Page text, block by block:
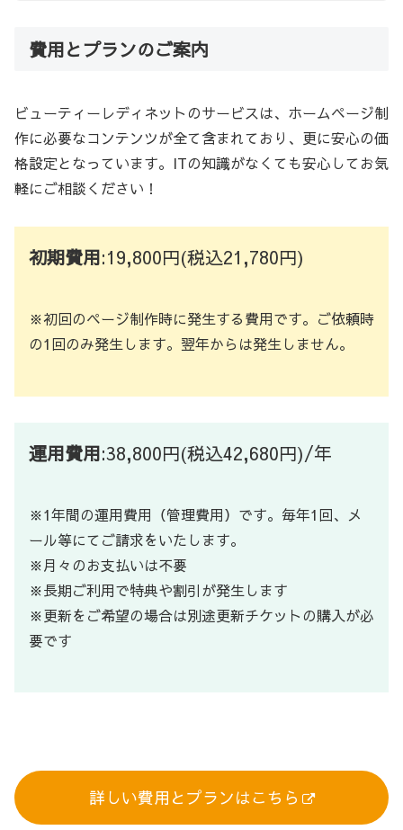
費用とプランのご案内
ビューティーレディネットのサービスは、ホームページ制
作に必要なコンテンツが全て含まれており、更に安心の価
格設定となっています。ITの知識がなくても安心してお気
軽にご相談ください！
初期費用:19,800円(税込21,780円)
※初回のページ制作時に発生する費用です。ご依頼時
の1回のみ発生します。翌年からは発生しません。
運用費用:38,800円(税込42,680円)/年
※1年間の運用費用（管理費用）です。毎年1回、メ
ール等にてご請求をいたします。
※月々のお支払いは不要
※長期ご利用で特典や割引が発生します
※更新をご希望の場合は別途更新チケットの購入が必
要です
詳しい費用とプランはこちら